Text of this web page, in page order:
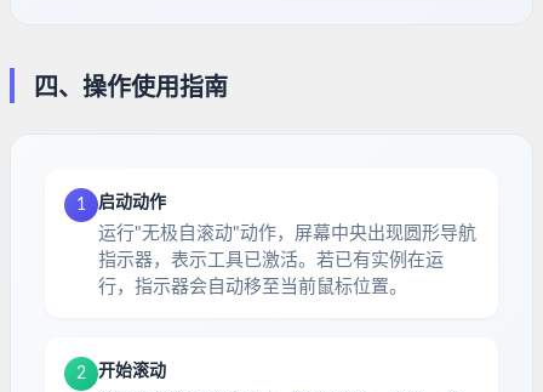
四、操作使用指南
1 启动动作
运行"无极自滚动"动作，屏幕中央出现圆形导航
指示器，表示工具已激活。若已有实例在运
行，指示器会自动移至当前鼠标位置。
2 开始滚动